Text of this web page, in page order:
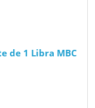
de 1 Libra MBC